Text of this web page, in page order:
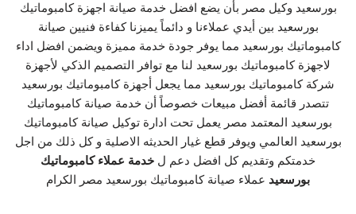
بورسعيد وكيل مصر بأن يضع افضل خدمة صيانة اجهزة كامبوماتيك
بورسعيد بين أيدي عملاءنا و دائماً يميزنا كفاءة فنيين صيانة
كامبوماتيك بورسعيد مما يوفر جودة خدمة مميزة ويضمن افضل اداء
لاجهزة كامبوماتيك بورسعيد لنا مع توافر التصميم الذكي لأجهزة
شركة كامبوماتيك بورسعيد مما يجعل أجهزة كامبوماتيك بورسعيد
تتصدر قائمة أفضل مبيعات خصوصاً أن خدمة صيانة كامبوماتيك
بورسعيد المعتمد مصر يعمل تحت ادارة توكيل صيانة كامبوماتيك
بورسعيد العالمي ويوفر قطع غيار الحديثه الاصلية و كل ذلك من اجل
خدمتكم وتقديم كل افضل دعم ل خدمة عملاء كامبوماتيك
بورسعيد عملاء صيانة كامبوماتيك بورسعيد مصر الكرام